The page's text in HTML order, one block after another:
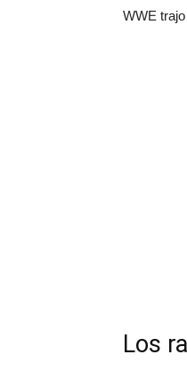
WWE
Los